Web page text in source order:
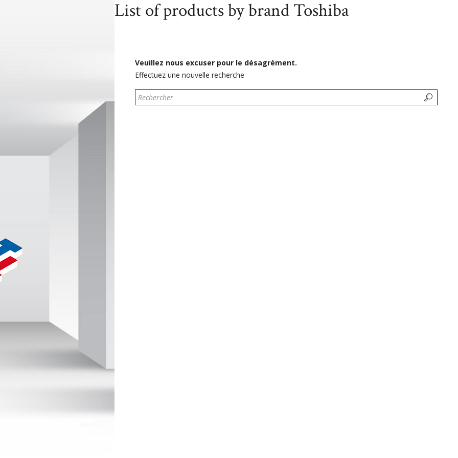
Accueil Marques Toshiba
List of products by brand Toshiba
Veuillez nous excuser pour le désagrément.
Effectuez une nouvelle recherche